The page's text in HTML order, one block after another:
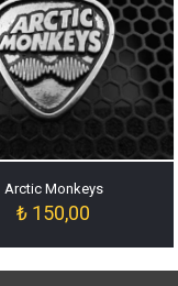
Arctic Monkeys
₺ 150,00